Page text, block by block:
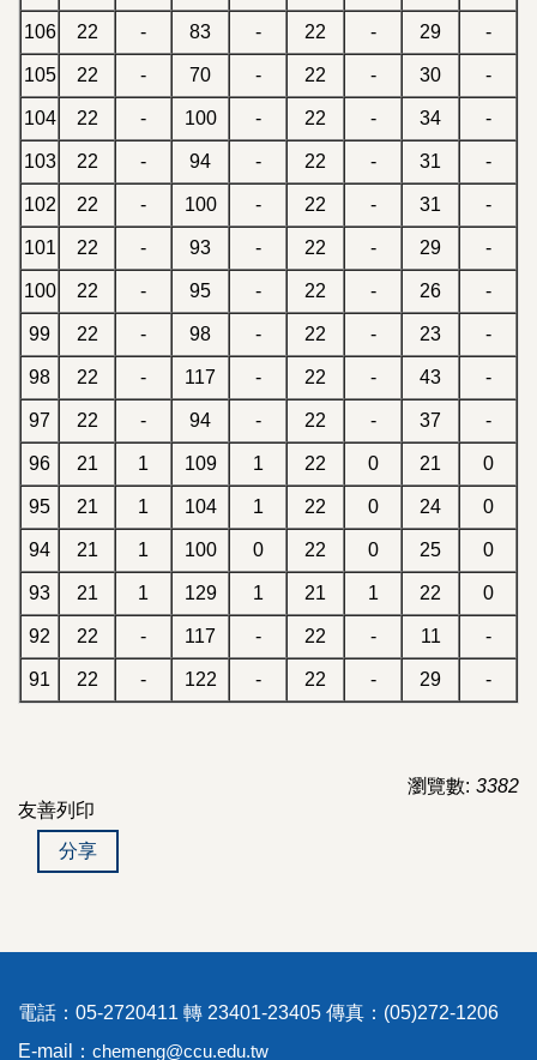
106 22 - 83 - 22 - 29 -
105 22 - 70 - 22 - 30 -
104 22 - 100 - 22 - 34 -
103 22 - 94 - 22 - 31 -
102 22 - 100 - 22 - 31 -
101 22 - 93 - 22 - 29 -
100 22 - 95 - 22 - 26 -
99 22 - 98 - 22 - 23 -
98 22 - 117 - 22 - 43 -
97 22 - 94 - 22 - 37 -
96 21 1 109 1 22 0 21 0
95 21 1 104 1 22 0 24 0
94 21 1 100 0 22 0 25 0
93 21 1 129 1 21 1 22 0
92 22 - 117 - 22 - 11 -
91 22 - 122 - 22 - 29 -
瀏覽數: 3382
友善列印
分享
電話：05-2720411 轉 23401-23405 傳真：(05)272-1206
E-mail： chemeng@ccu.edu.tw